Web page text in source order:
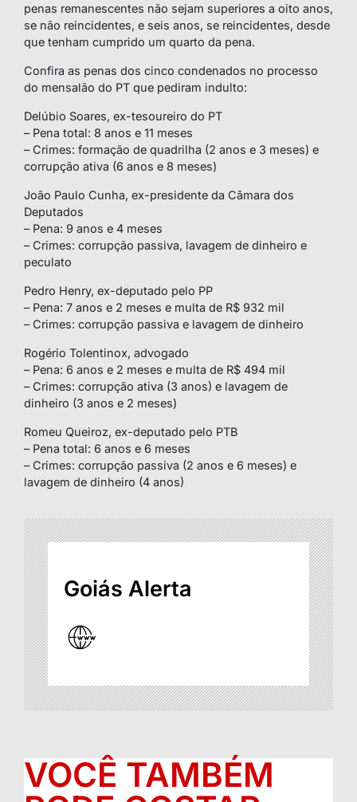
penas remanescentes não sejam superiores a oito anos,
se não reincidentes, e seis anos, se reincidentes, desde
que tenham cumprido um quarto da pena.
Confira as penas dos cinco condenados no processo
do mensalão do PT que pediram indulto:
Delúbio Soares, ex-tesoureiro do PT
– Pena total: 8 anos e 11 meses
– Crimes: formação de quadrilha (2 anos e 3 meses) e
corrupção ativa (6 anos e 8 meses)
João Paulo Cunha, ex-presidente da Câmara dos
Deputados
– Pena: 9 anos e 4 meses
– Crimes: corrupção passiva, lavagem de dinheiro e
peculato
Pedro Henry, ex-deputado pelo PP
– Pena: 7 anos e 2 meses e multa de R$ 932 mil
– Crimes: corrupção passiva e lavagem de dinheiro
Rogério Tolentinox, advogado
– Pena: 6 anos e 2 meses e multa de R$ 494 mil
– Crimes: corrupção ativa (3 anos) e lavagem de
dinheiro (3 anos e 2 meses)
Romeu Queiroz, ex-deputado pelo PTB
– Pena total: 6 anos e 6 meses
– Crimes: corrupção passiva (2 anos e 6 meses) e
lavagem de dinheiro (4 anos)
Goiás Alerta
VOCÊ TAMBÉM